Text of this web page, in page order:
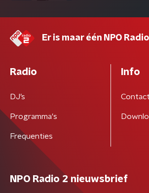
Er is maar één NPO
Radio
DJ’s
Programma's
Frequenties
Info
Contact
NPO Radio 2 nieuwsbrief